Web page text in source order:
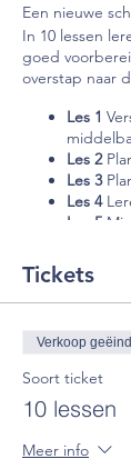
Een nieuwe
In 10 lessen
goed
overstap naar
Les 1
Les 2
Les 3
Les 4
Les 5
Les 7
Les 8
Les 9
Les 10
De prijs is
een
een
Tickets
Verkoop
Soort ticket
10 lessen
Meer info